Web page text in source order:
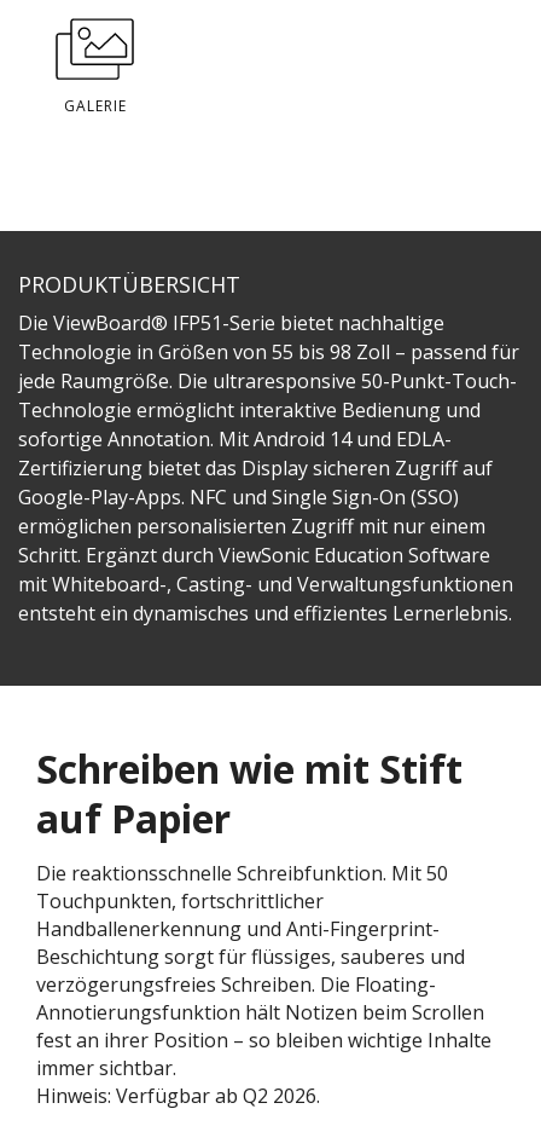
GALERIE
PRODUKTÜBERSICHT
Die ViewBoard® IFP51-Serie bietet nachhaltige
Technologie in Größen von 55 bis 98 Zoll – passend für
jede Raumgröße. Die ultraresponsive 50-Punkt-Touch-
Technologie ermöglicht interaktive Bedienung und
sofortige Annotation. Mit Android 14 und EDLA-
Zertifizierung bietet das Display sicheren Zugriff auf
Google-Play-Apps. NFC und Single Sign-On (SSO)
ermöglichen personalisierten Zugriff mit nur einem
Schritt. Ergänzt durch ViewSonic Education Software
mit Whiteboard-, Casting- und Verwaltungsfunktionen
entsteht ein dynamisches und effizientes Lernerlebnis.
Schreiben wie mit Stift
auf Papier
Die reaktionsschnelle Schreibfunktion. Mit 50
Touchpunkten, fortschrittlicher
Handballenerkennung und Anti-Fingerprint-
Beschichtung sorgt für flüssiges, sauberes und
verzögerungsfreies Schreiben. Die Floating-
Annotierungsfunktion hält Notizen beim Scrollen
fest an ihrer Position – so bleiben wichtige Inhalte
immer sichtbar.
Hinweis: Verfügbar ab Q2 2026.